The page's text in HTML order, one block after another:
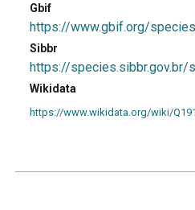
Gbif
https://www.gbif.org/
Sibbr
https://species.sibbr.gov.br/
Wikidata
https://www.wikidata.org/wiki/